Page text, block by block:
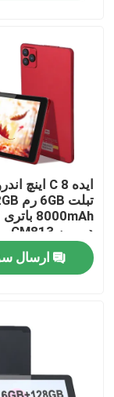
فیلم های
دربارهی ما
کارخانه تور
کنترل کیفیت
درخواست نقل
دوربین CM813 پرو قرمز
ارسال